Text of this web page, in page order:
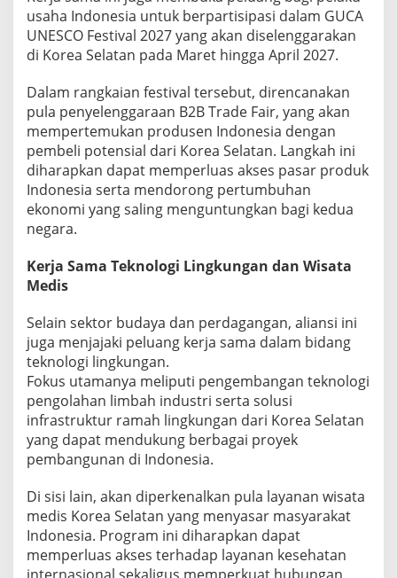
usaha Indonesia untuk berpartisipasi dalam GUCA
UNESCO Festival 2027 yang akan diselenggarakan
di Korea Selatan pada Maret hingga April 2027.
Dalam rangkaian festival tersebut, direncanakan
pula penyelenggaraan B2B Trade Fair, yang akan
mempertemukan produsen Indonesia dengan
pembeli potensial dari Korea Selatan. Langkah ini
diharapkan dapat memperluas akses pasar produk
Indonesia serta mendorong pertumbuhan
ekonomi yang saling menguntungkan bagi kedua
negara.
Kerja Sama Teknologi Lingkungan dan Wisata
Medis
Selain sektor budaya dan perdagangan, aliansi ini
juga menjajaki peluang kerja sama dalam bidang
teknologi lingkungan.
Fokus utamanya meliputi pengembangan teknologi
pengolahan limbah industri serta solusi
infrastruktur ramah lingkungan dari Korea Selatan
yang dapat mendukung berbagai proyek
pembangunan di Indonesia.
Di sisi lain, akan diperkenalkan pula layanan wisata
medis Korea Selatan yang menyasar masyarakat
Indonesia. Program ini diharapkan dapat
memperluas akses terhadap layanan kesehatan